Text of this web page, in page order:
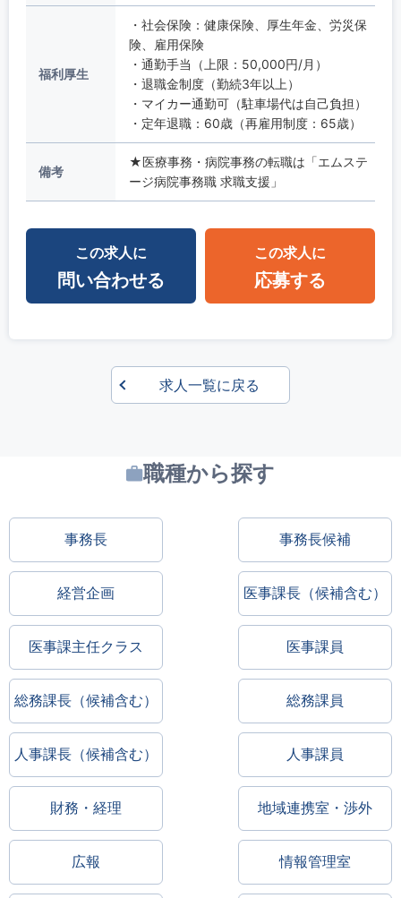
福利厚生
・社会保険：健康保険、厚生年金、労災保
険、雇用保険
・通勤手当（上限：50,000円/月）
・退職金制度（勤続3年以上）
・マイカー通勤可（駐車場代は自己負担）
・定年退職：60歳（再雇用制度：65歳）
備考
★医療事務・病院事務の転職は「エムステ
ージ病院事務職 求職支援」
この求人に
問い合わせる
この求人に
応募する
求人一覧に戻る
職種から探す
事務長 事務長候補
経営企画 医事課長（候補含む）
医事課主任クラス 医事課員
総務課長（候補含む） 総務課員
人事課長（候補含む） 人事課員
財務・経理 地域連携室・渉外
広報 情報管理室